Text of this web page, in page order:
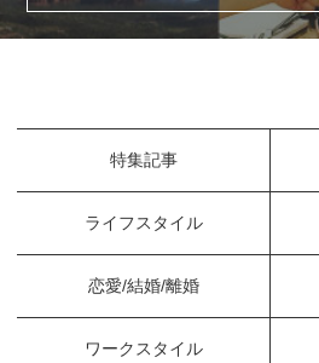
特集記事
ライフスタイル
恋愛/結婚/離婚
ワークスタイル